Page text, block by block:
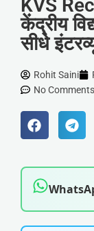
KVS
केंद्रीय
सीधे
Rohit Saini
No Comments